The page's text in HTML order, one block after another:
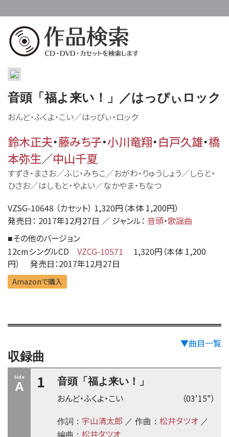
音頭「福よ来い！」／はっぴぃロック
おんど・ふくよ・こい／はっぴぃ・ロック
鈴木正夫・藤みち子・小川竜翔・白戸久雄・橋
本弥生／中山千夏
すずき・まさお／ふじ・みちこ／おがわ・りゅうしょう／しらと・
ひさお／はしもと・やよい／なかやま・ちなつ
VZSG-10648 （カセット） 1,320円（本体 1,200円）
発売日： 2017年12月27日 ／ ジャンル： 音頭・歌謡曲
■その他のバージョン
12cmシングルCD VZCG-10571 1,320円（本体 1,200
円） 発売日：2017年12月27日
Amazonで購入
▼曲目一覧
収録曲
Side
A 1 音頭「福よ来い！」
（03'15"）
おんど・ふくよ・こい
作詞： 宇山清太郎 ／ 作曲： 松井タツオ ／
編曲： 松井タツオ